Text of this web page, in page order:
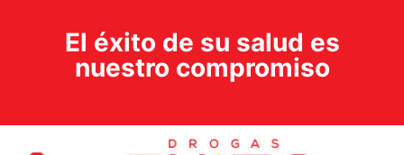
El éxito de su salud es
nuestro compromiso